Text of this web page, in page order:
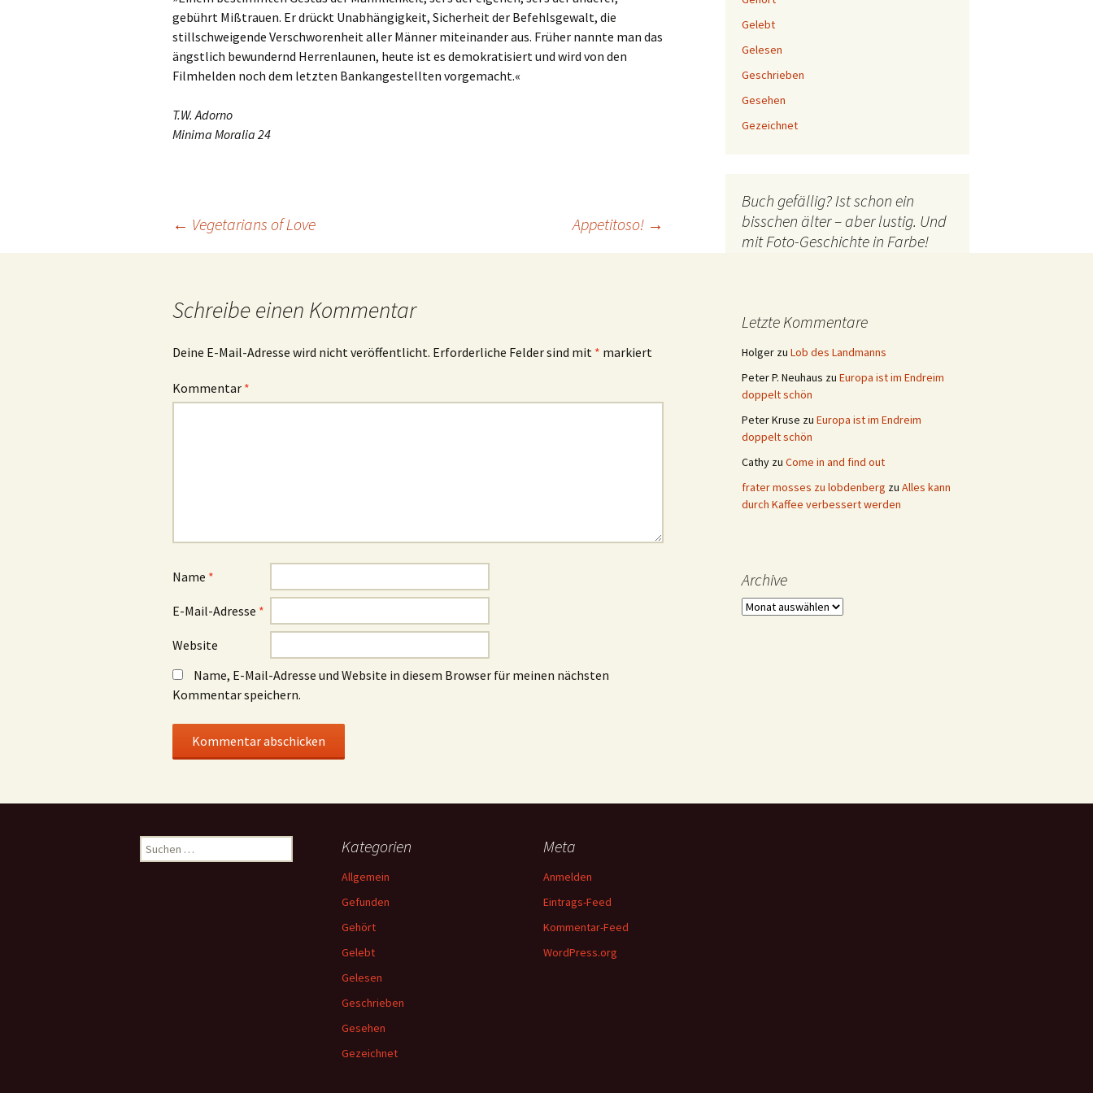
gebührt Mißtrauen. Er drückt Unabhängigkeit, Sicherheit der Befehlsgewalt, die
stillschweigende Verschworenheit aller Männer miteinander aus. Früher nannte man das
ängstlich bewundernd Herrenlaunen, heute ist es demokratisiert und wird von den
Filmhelden noch dem letzten Bankangestellten vorgemacht.«
T.W. Adorno
Minima Moralia 24
← Vegetarians of Love Appetitoso! →
Schreibe einen Kommentar
Deine E-Mail-Adresse wird nicht veröffentlicht. Erforderliche Felder sind mit * markiert
Kommentar *
Name *
E-Mail-Adresse *
Website
Name, E-Mail-Adresse und Website in diesem Browser für meinen nächsten
Kommentar speichern.
Gelebt
Gelesen
Geschrieben
Gesehen
Gezeichnet
Buch gefällig? Ist schon ein
bisschen älter – aber lustig. Und
mit Foto-Geschichte in Farbe!
Letzte Kommentare
Holger zu Lob des Landmanns
Peter P. Neuhaus zu Europa ist im Endreim
doppelt schön
Peter Kruse zu Europa ist im Endreim
doppelt schön
Cathy zu Come in and find out
frater mosses zu lobdenberg zu Alles kann
durch Kaffee verbessert werden
Archive
Archive
Suchen
nach:
Kategorien
Allgemein
Gefunden
Gehört
Gelebt
Gelesen
Geschrieben
Gesehen
Gezeichnet
Meta
Anmelden
Eintrags-Feed
Kommentar-Feed
WordPress.org